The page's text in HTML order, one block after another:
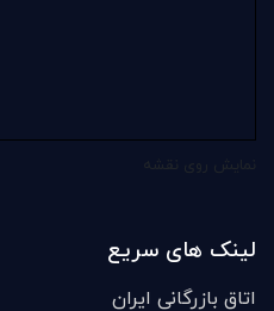
لینک های سریع
اتاق بازرگانی ایران